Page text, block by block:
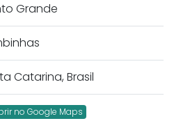
Grande
Catarina, Brasil
no Google Maps